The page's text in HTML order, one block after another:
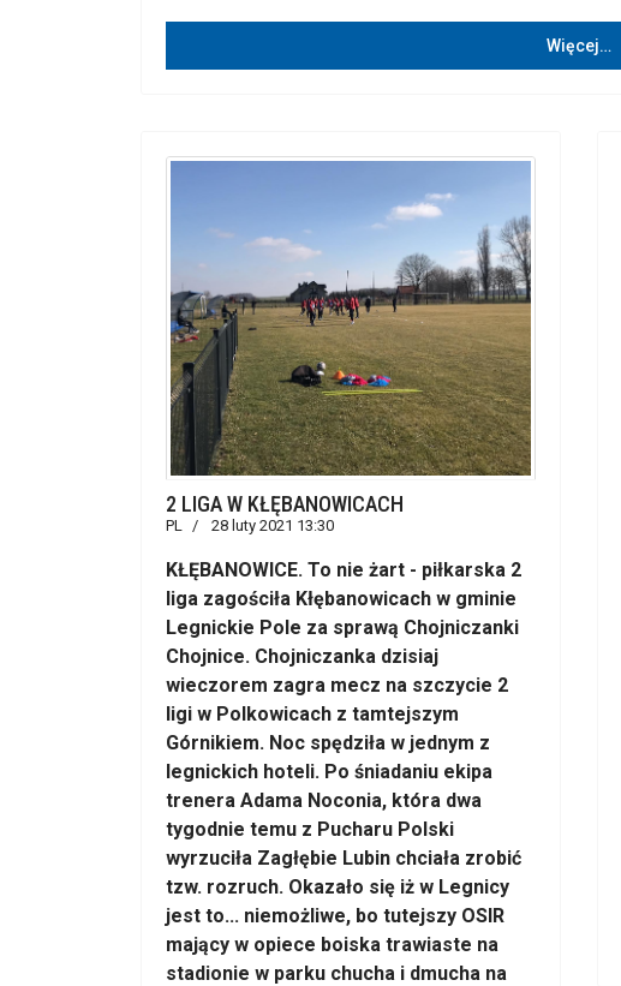
Więcej…
2 LIGA W KŁĘBANOWICACH
PL 28 luty 2021 13:30
KŁĘBANOWICE. To nie żart - piłkarska 2
liga zagościła Kłębanowicach w gminie
Legnickie Pole za sprawą Chojniczanki
Chojnice. Chojniczanka dzisiaj
wieczorem zagra mecz na szczycie 2
ligi w Polkowicach z tamtejszym
Górnikiem. Noc spędziła w jednym z
legnickich hoteli. Po śniadaniu ekipa
trenera Adama Noconia, która dwa
tygodnie temu z Pucharu Polski
wyrzuciła Zagłębie Lubin chciała zrobić
tzw. rozruch. Okazało się iż w Legnicy
jest to... niemożliwe, bo tutejszy OSIR
mający w opiece boiska trawiaste na
stadionie w parku chucha i dmucha na